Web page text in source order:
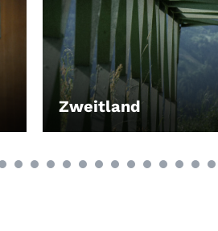
Zweitland
LEIHEN